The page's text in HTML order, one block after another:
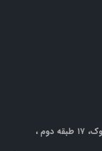
بازار آهن غرب تهران ،بازار آهن شاداباد ،بهاران ۲ بلوک، ۱۷ طبقه دوم ،